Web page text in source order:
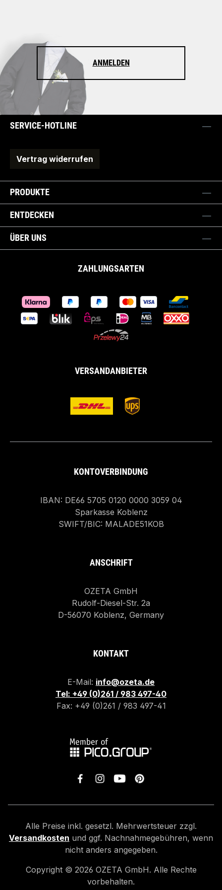
ANMELDEN
SERVICE-HOTLINE
Vertrag widerrufen
PRODUKTE
ENTDECKEN
ÜBER UNS
ZAHLUNGSARTEN
VERSANDANBIETER
KONTOVERBINDUNG
IBAN: DE66 5705 0120 0000 3059 04
Sparkasse Koblenz
SWIFT/BIC: MALADE51KOB
ANSCHRIFT
OZETA GmbH
Rudolf-Diesel-Str. 2a
D-56070 Koblenz, Germany
KONTAKT
E-Mail: info@ozeta.de
Tel: +49 (0)261 / 983 497-40
Fax: +49 (0)261 / 983 497-41
Alle Preise inkl. gesetzl. Mehrwertsteuer zzgl.
Versandkosten und ggf. Nachnahmegebühren, wenn
nicht anders angegeben.
Copyright © 2026 OZETA GmbH. Alle Rechte
vorbehalten.